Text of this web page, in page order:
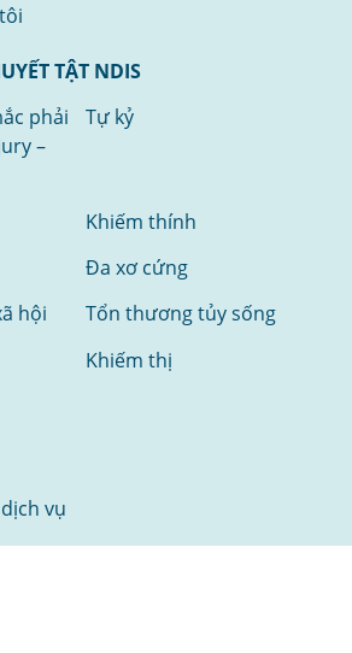
TẬT NDIS
phải
–
Tự kỷ
Khiếm thính
Đa xơ cứng
hội
Tổn thương tủy sống
Khiếm thị
vụ